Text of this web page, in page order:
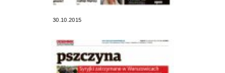
30.10.2015